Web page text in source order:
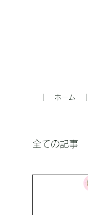
｜ ホーム ｜
全ての記事